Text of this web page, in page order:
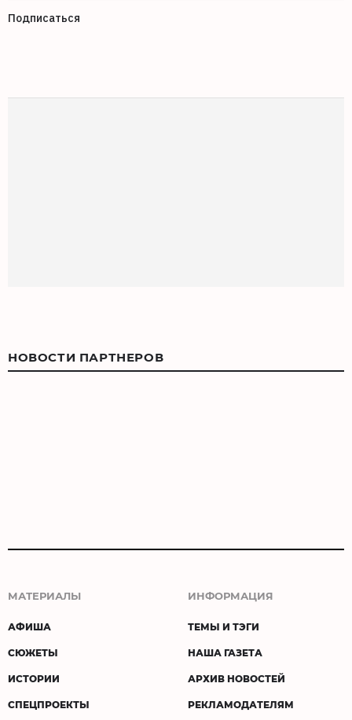
Подписаться
НОВОСТИ ПАРТНЕРОВ
МАТЕРИАЛЫ
АФИША
СЮЖЕТЫ
ИСТОРИИ
СПЕЦПРОЕКТЫ
ИНФОРМАЦИЯ
ТЕМЫ И ТЭГИ
НАША ГАЗЕТА
АРХИВ НОВОСТЕЙ
РЕКЛАМОДАТЕЛЯМ